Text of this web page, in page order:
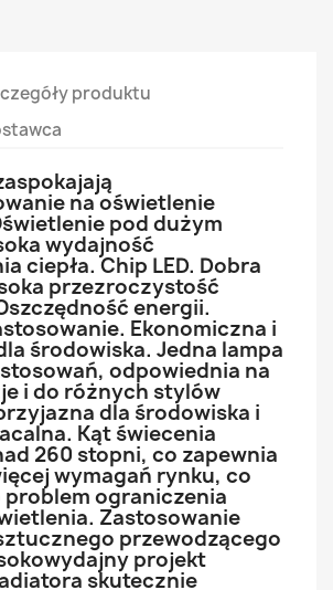
produktu
na oświetlenie
pod dużym
wydajność
ciepła. Chip LED. Dobra
przezroczystość
energii.
Ekonomiczna i
środowiska. Jedna lampa
odpowiednia na
i do różnych stylów
dla środowiska i
Kąt świecenia
260 stopni, co zapewnia
wymagań rynku, co
problem ograniczenia
Zastosowanie
przewodzącego
projekt
skutecznie